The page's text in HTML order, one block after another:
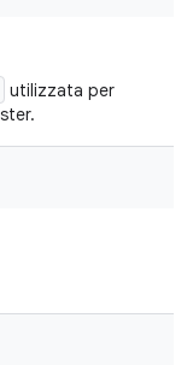
utilizzata per